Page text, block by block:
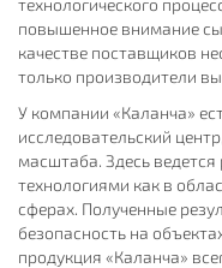
повышенное внимание
качестве поставщиков
только производители
У компании «Каланча»
исследовательский
масштаба. Здесь
технологиями как в
сферах. Полученные
безопасность на
продукция «Каланча»